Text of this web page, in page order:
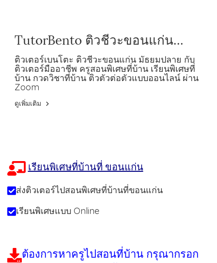
TutorBento ติวชีวะขอนแก่น
มัธยมปลาย กับติวเตอร์มืออาชีพ
ติวเตอร์เบนโตะ ติวชีวะขอนแก่น มัธยมปลาย กับ
ติวเตอร์มืออาชีพ ครูสอนพิเศษที่บ้าน เรียนพิเศษที่
บ้าน กวดวิชาที่บ้าน ติวตัวต่อตัวแบบออนไลน์ ผ่าน
Zoom
ดูเพิ่มเติม
เรียนพิเศษที่บ้านที่ ขอนแก่น
ส่งติวเตอร์ไปสอนพิเศษที่บ้านที่ขอนแก่น
เรียนพิเศษแบบ Online
ต้องการหาครูไปสอนที่บ้าน กรุณากรอก